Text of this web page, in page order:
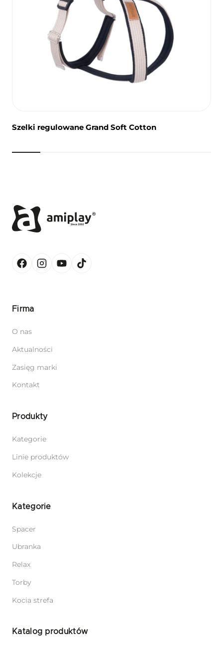
Szelki regulowane Grand Soft Cotton
Firma
O nas
Aktualności
Zasięg marki
Kontakt
Produkty
Kategorie
Linie produktów
Kolekcje
Kategorie
Spacer
Ubranka
Relax
Torby
Kocia strefa
Katalog produktów